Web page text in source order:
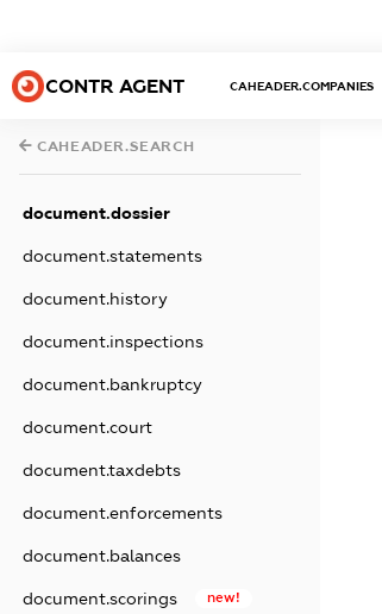
CONTR AGENT CAHEADER.COMPANIES
CAHEADER.SEARCH
document.dossier
document.statements
document.history
document.inspections
document.bankruptcy
document.court
document.taxdebts
document.enforcements
document.balances
document.scorings new!